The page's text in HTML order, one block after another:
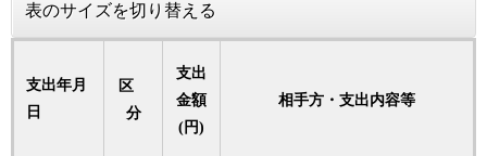
表のサイズを切り替える
支出年月
日
区
分
支出
金額
(円)
相手方・支出内容等